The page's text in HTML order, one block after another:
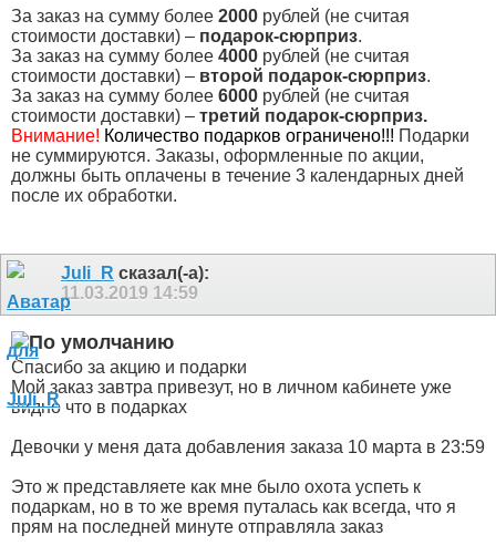
За заказ на сумму более 2000 рублей (не считая
стоимости доставки) – подарок-сюрприз.
За заказ на сумму более 4000 рублей (не считая
стоимости доставки) – второй подарок-сюрприз.
За заказ на сумму более 6000 рублей (не считая
стоимости доставки) – третий подарок-сюрприз.
Внимание! Количество подарков ограничено!!! Подарки
не суммируются. Заказы, оформленные по акции,
должны быть оплачены в течение 3 календарных дней
после их обработки.
Juli_R сказал(-а):
11.03.2019 14:59
Спасибо за акцию и подарки
Мой заказ завтра привезут, но в личном кабинете уже
видно что в подарках
Девочки у меня дата добавления заказа 10 марта в 23:59
Это ж представляете как мне было охота успеть к
подаркам, но в то же время путалась как всегда, что я
прям на последней минуте отправляла заказ